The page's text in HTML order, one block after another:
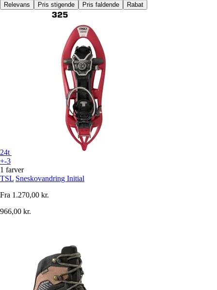
Relevans
Pris stigende Pris faldende Rabat
24t
+-3
1 farver
TSL Sneskovandring Initial
Fra 1.270,00 kr.
966,00 kr.